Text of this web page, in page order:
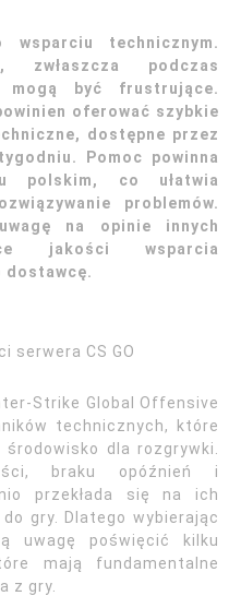
technicznym.
zwłaszcza podczas
mogą być frustrujące.
oferować szybkie
dostępne przez
Pomoc powinna
polskim, co ułatwia
problemów.
na opinie innych
jakości wsparcia
dostawcę.
serwera CS GO
Strike Global Offensive
technicznych, które
dla rozgrywki.
braku opóźnień i
przekłada się na ich
gry. Dlatego wybierając
uwagę poświęcić kilku
mają fundamentalne
z gry.